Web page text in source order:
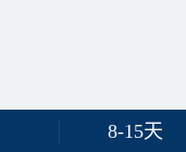
8-15天